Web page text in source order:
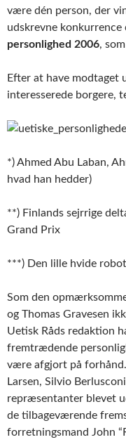
være dén person, der
udskrevne konkurrence
personlighed 2006,
Efter at have modtaget
interesserede borgere,
*) Ahmed Abu Laban,
hvad han hedder)
**) Finlands sejrrige
Grand Prix
***) Den lille hvide
Som den
og Thomas Gravesen
Uetisk Råds redaktion
fremtrædende
være afgjort på
Larsen, Silvio
repræsentanter blevet
de tilbageværende
forretningsmand John